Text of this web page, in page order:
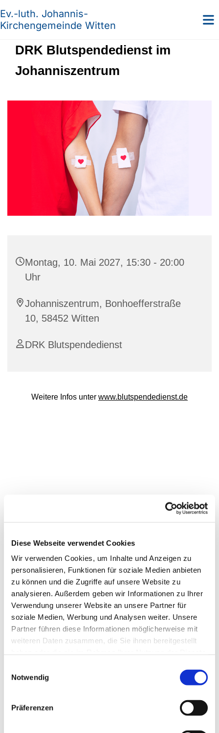
Diese Webseite verwendet Cookies
Wir verwenden Cookies, um Inhalte und Anzeigen zu
personalisieren, Funktionen für soziale Medien anbieten
zu können und die Zugriffe auf unsere Website zu
analysieren. Außerdem geben wir Informationen zu Ihrer
Verwendung unserer Website an unsere Partner für
soziale Medien, Werbung und Analysen weiter. Unsere
Partner führen diese Informationen möglicherweise mit
weiteren Daten zusammen, die Sie ihnen bereitgestellt
Notwendig
Präferenzen
Ev.-luth. Johannis-
Kirchengemeinde Witten
DRK Blutspendedienst im
Johanniszentrum
Montag, 10. Mai 2027, 15:30 - 20:00
Uhr
Johanniszentrum, Bonhoefferstraße
10, 58452 Witten
DRK Blutspendedienst
Weitere Infos unter www.blutspendedienst.de
Dies könnte Sie auch
interessieren